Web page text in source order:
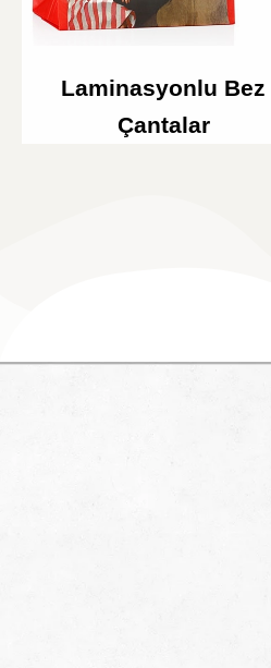
Laminasyonlu Bez
Çantalar